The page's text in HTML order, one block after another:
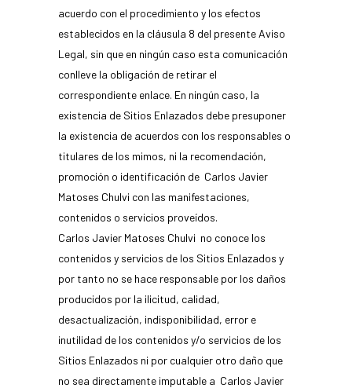
acuerdo con el procedimiento y los efectos
establecidos en la cláusula 8 del presente Aviso
Legal, sin que en ningún caso esta comunicación
conlleve la obligación de retirar el
correspondiente enlace. En ningún caso, la
existencia de Sitios Enlazados debe presuponer
la existencia de acuerdos con los responsables o
titulares de los mimos, ni la recomendación,
promoción o identificación de Carlos Javier
Matoses Chulvi con las manifestaciones,
contenidos o servicios proveídos.
Carlos Javier Matoses Chulvi no conoce los
contenidos y servicios de los Sitios Enlazados y
por tanto no se hace responsable por los daños
producidos por la ilicitud, calidad,
desactualización, indisponibilidad, error e
inutilidad de los contenidos y/o servicios de los
Sitios Enlazados ni por cualquier otro daño que
no sea directamente imputable a Carlos Javier